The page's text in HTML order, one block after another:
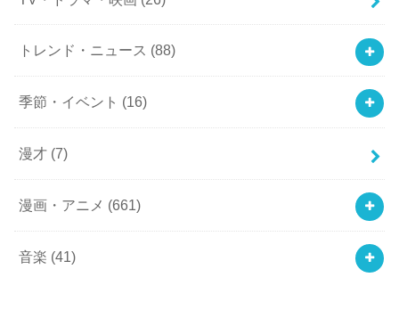
トレンド・ニュース (88)
季節・イベント (16)
漫才 (7)
漫画・アニメ (661)
音楽 (41)